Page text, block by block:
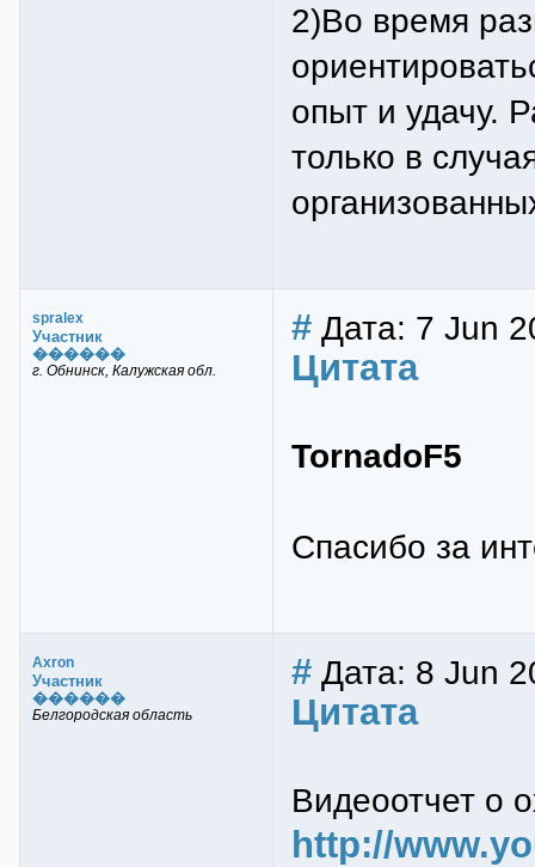
2)Во время
опыт и удачу.
только в
spralex
Участник
������
г. Обнинск, Калужская обл.
# Дата: 7 Jun
Цитата
TornadoF5
Спасибо за
Axron
Участник
������
Белгородская область
# Дата: 8 Jun
Цитата
Видеоотчет о
http://